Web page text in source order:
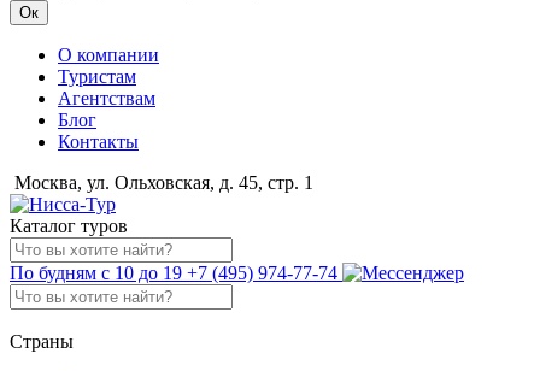
Ок
О компании
Туристам
Агентствам
Блог
Контакты
Москва, ул. Ольховская, д. 45, стр. 1
Каталог туров
По будням с 10 до 19 +7 (495) 974-77-74
Страны